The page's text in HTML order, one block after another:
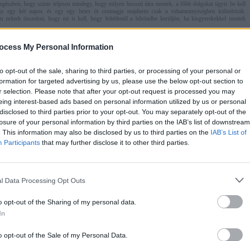
My Personal Information
opt-out of the sale, sharing to third parties, or processing of your personal or
for targeted advertising by us, please use the below opt-out section to
selection. Please note that after your opt-out request is processed you may
interest-based ads based on personal information utilized by us or personal
to third parties prior to your opt-out. You may separately opt-out of the
of your personal information by third parties on the IAB’s list of downstream
This information may also be disclosed by us to third parties on the IAB’s List of
Participants that may further disclose it to other third parties.
Data Processing Opt Outs
opt-out of the Sharing of my personal data.
opt-out of the Sale of my Personal Data.
hogy szinte teljesen mindegy, hogy milyen hosszú útra mentek, a főbb dolgokat úgyis be kell
egy két napos és egy egy hetes út csomagja majdnem csak a ruhamennyiségben különbözik.
nektek összeírni, hogy mi is kell, hogy feltétlenül a bőröndbe kerüljön, ha kisgyerekekkel mentek
alap, de nem mindegy, hogy milyen, és nem mindegy, hogy mennyi. Számítanod kell rá ugyanis, hogy a
póló (rövid ujjú body), nadrág, rövidnadrág, vékony pulcsi, vastag pulcsi, stb. Olyan sorrendben,
Szinte biztos, hogy vagy esni fog az eső és vizes lesz a cipő, vagy a csöppség pancsolni fog és azért lesz
ezért legalább egy vízálló lábbelit tegyél a szandálka mellé. Szükség lehet még egy olyan cipőre, ami
készült szandálok, és egyben ezzel kiválthatod az utcai szandált is. (Csak a medencetérbe menetel előtt
öblíteni.)